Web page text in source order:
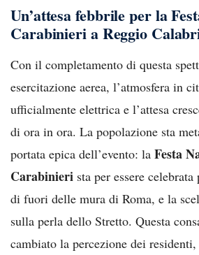
Un’attesa febbrile per la
Carabinieri a Reggio
Con il completamento di questa
esercitazione aerea, l’atmosfera in
ufficialmente elettrica e l’attesa
di ora in ora. La popolazione sta
portata epica dell’evento: la Festa
Carabinieri sta per essere
di fuori delle mura di Roma, e la
sulla perla dello Stretto. Questa
cambiato la percezione dei